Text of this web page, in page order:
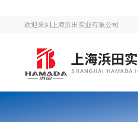
欢迎来到 上海浜田实业有限公司